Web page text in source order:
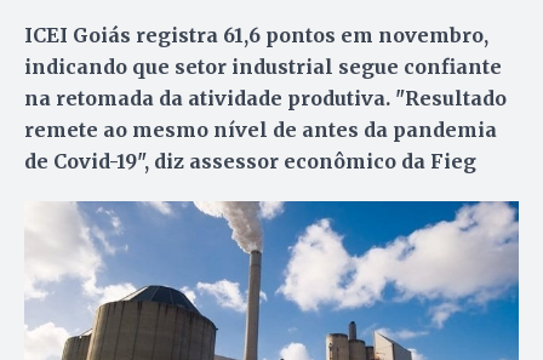
ICEI Goiás registra 61,6 pontos em novembro,
indicando que setor industrial segue confiante
na retomada da atividade produtiva. "Resultado
remete ao mesmo nível de antes da pandemia
de Covid-19", diz assessor econômico da Fieg